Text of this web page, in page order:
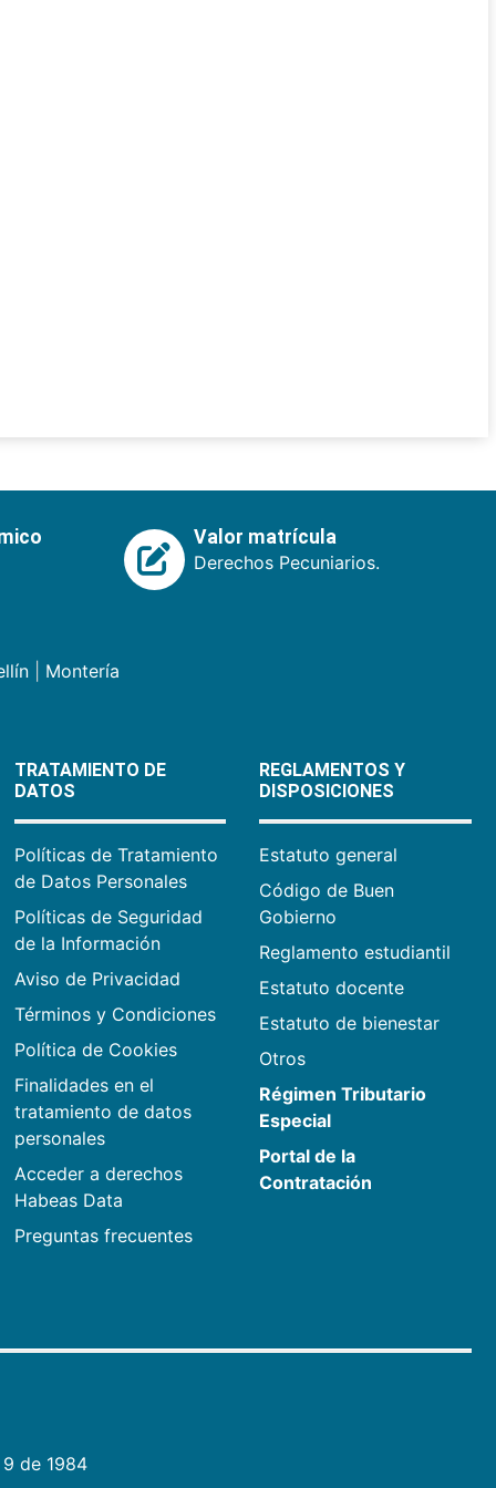
Valor matrícula
Derechos Pecuniarios.
| Montería
TRATAMIENTO DE
DATOS
Políticas de Tratamiento
de Datos Personales
Políticas de Seguridad
de la Información
Aviso de Privacidad
Términos y Condiciones
Política de Cookies
Finalidades en el
tratamiento de datos
personales
Acceder a derechos
Habeas Data
Preguntas frecuentes
REGLAMENTOS Y
DISPOSICIONES
Estatuto general
Código de Buen
Gobierno
Reglamento estudiantil
Estatuto docente
Estatuto de bienestar
Otros
Régimen Tributario
Especial
Portal de la
Contratación
de 1984